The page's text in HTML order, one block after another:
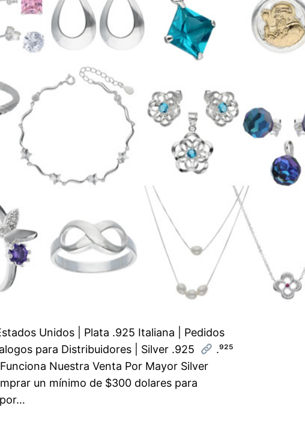
Unidos | Plata .925 Italiana | Pedidos
para Distribuidores | Silver .925
.⁹²⁵
Nuestra Venta Por Mayor Silver
un mínimo de $300 dolares para